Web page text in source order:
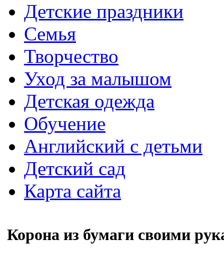
Детские праздники
Семья
Творчество
Уход за малышом
Детская одежда
Обучение
Английский с детьми
Детский сад
Карта сайта
Корона из бумаги своими